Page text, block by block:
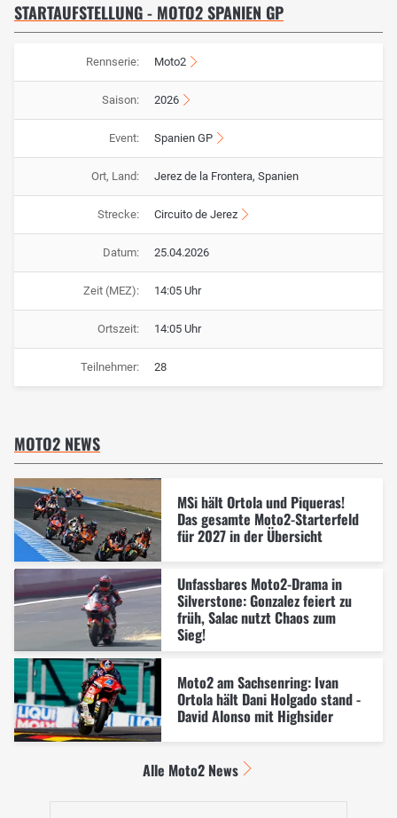
STARTAUFSTELLUNG - MOTO2 SPANIEN GP
Rennserie: Moto2
Saison: 2026
Event: Spanien GP
Ort, Land: Jerez de la Frontera, Spanien
Strecke: Circuito de Jerez
Datum: 25.04.2026
Zeit (MEZ): 14:05 Uhr
Ortszeit: 14:05 Uhr
Teilnehmer: 28
MOTO2 NEWS
MSi hält Ortola und Piqueras!
Das gesamte Moto2-Starterfeld
für 2027 in der Übersicht
Unfassbares Moto2-Drama in
Silverstone: Gonzalez feiert zu
früh, Salac nutzt Chaos zum
Sieg!
Moto2 am Sachsenring: Ivan
Ortola hält Dani Holgado stand -
David Alonso mit Highsider
Alle Moto2 News